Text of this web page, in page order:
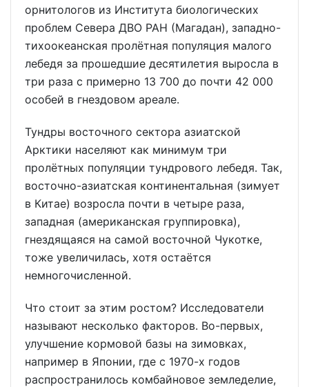
орнитологов из Института биологических
проблем Севера ДВО РАН (Магадан), западно-
тихоокеанская пролётная популяция малого
лебедя за прошедшие десятилетия выросла в
три раза с примерно 13 700 до почти 42 000
особей в гнездовом ареале.
Тундры восточного сектора азиатской
Арктики населяют как минимум три
пролётных популяции тундрового лебедя. Так,
восточно-азиатская континентальная (зимует
в Китае) возросла почти в четыре раза,
западная (американская группировка),
гнездящаяся на самой восточной Чукотке,
тоже увеличилась, хотя остаётся
немногочисленной.
Что стоит за этим ростом? Исследователи
называют несколько факторов. Во-первых,
улучшение кормовой базы на зимовках,
например в Японии, где с 1970-х годов
распространилось комбайновое земледелие,